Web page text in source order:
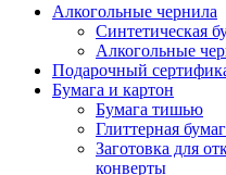
Алкогольные чернила
Синтетическая
Алкогольные
Подарочный
Бумага и картон
Бумага тишью
Глиттерная
Заготовка для
конверты